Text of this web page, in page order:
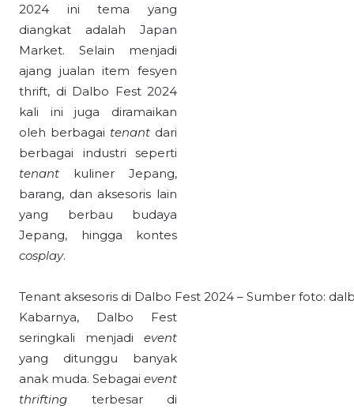
2024 ini tema yang
diangkat adalah Japan
Market. Selain menjadi
ajang jualan item fesyen
thrift, di Dalbo Fest 2024
kali ini juga diramaikan
oleh berbagai tenant dari
berbagai industri seperti
tenant kuliner Jepang,
barang, dan aksesoris lain
yang berbau budaya
Jepang, hingga kontes
cosplay.
Tenant aksesoris di Dalbo Fest 2024 – Sumber foto:
Kabarnya, Dalbo Fest
seringkali menjadi event
yang ditunggu banyak
anak muda. Sebagai event
thrifting terbesar di